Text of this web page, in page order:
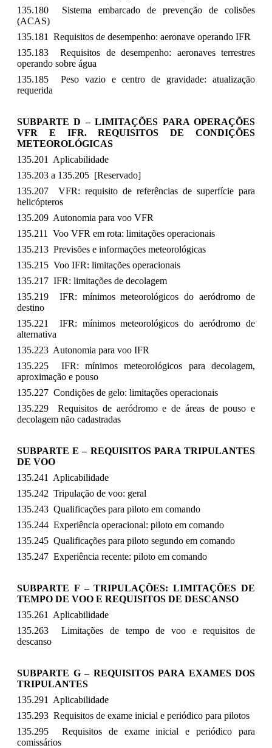
135.180 Sistema embarcado de prevenção de colisões
(ACAS)
135.181 Requisitos de desempenho: aeronave operando IFR
135.183 Requisitos de desempenho: aeronaves terrestres
operando sobre água
135.185 Peso vazio e centro de gravidade: atualização
requerida
SUBPARTE D – LIMITAÇÕES PARA OPERAÇÕES
VFR E IFR. REQUISITOS DE CONDIÇÕES
METEOROLÓGICAS
135.201 Aplicabilidade
135.203 a 135.205 [Reservado]
135.207 VFR: requisito de referências de superfície para
helicópteros
135.209 Autonomia para voo VFR
135.211 Voo VFR em rota: limitações operacionais
135.213 Previsões e informações meteorológicas
135.215 Voo IFR: limitações operacionais
135.217 IFR: limitações de decolagem
135.219 IFR: mínimos meteorológicos do aeródromo de
destino
135.221 IFR: mínimos meteorológicos do aeródromo de
alternativa
135.223 Autonomia para voo IFR
135.225 IFR: mínimos meteorológicos para decolagem,
aproximação e pouso
135.227 Condições de gelo: limitações operacionais
135.229 Requisitos de aeródromo e de áreas de pouso e
decolagem não cadastradas
SUBPARTE E – REQUISITOS PARA TRIPULANTES
DE VOO
135.241 Aplicabilidade
135.242 Tripulação de voo: geral
135.243 Qualificações para piloto em comando
135.244 Experiência operacional: piloto em comando
135.245 Qualificações para piloto segundo em comando
135.247 Experiência recente: piloto em comando
SUBPARTE F – TRIPULAÇÕES: LIMITAÇÕES DE
TEMPO DE VOO E REQUISITOS DE DESCANSO
135.261 Aplicabilidade
135.263 Limitações de tempo de voo e requisitos de
descanso
SUBPARTE G – REQUISITOS PARA EXAMES DOS
TRIPULANTES
135.291 Aplicabilidade
135.293 Requisitos de exame inicial e periódico para pilotos
135.295 Requisitos de exame inicial e periódico para
comissários